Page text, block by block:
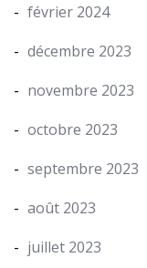
février 2024
décembre 2023
novembre 2023
octobre 2023
septembre 2023
août 2023
juillet 2023